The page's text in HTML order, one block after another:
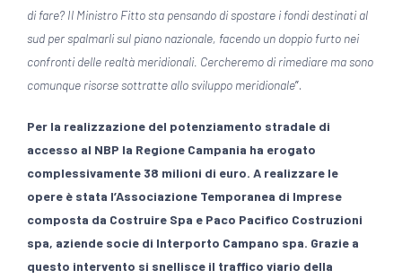
di fare? Il Ministro Fitto sta pensando di spostare i fondi destinati al
sud per spalmarli sul piano nazionale, facendo un doppio furto nei
confronti delle realtà meridionali. Cercheremo di rimediare ma sono
comunque risorse sottratte allo sviluppo meridionale”.
Per la realizzazione del potenziamento stradale di
accesso al NBP la Regione Campania ha erogato
complessivamente 38 milioni di euro. A realizzare le
opere è stata l’Associazione Temporanea di Imprese
composta da Costruire Spa e Paco Pacifico Costruzioni
spa, aziende socie di Interporto Campano spa. Grazie a
questo intervento si snellisce il traffico viario della